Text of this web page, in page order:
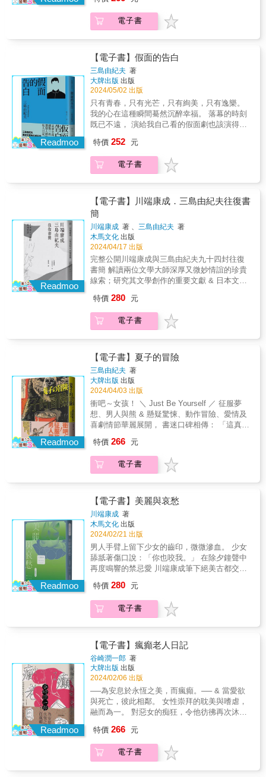
同凝視著美麗結晶慢慢形成的過程，是一段極
其寧靜而深沉的時光&hellip;&hellip;色彩、氣
味、形狀以及生活中所有困難都毫無保留地承
受著。看到他們令人心碎的姿態，忍不住湧出
過沈重，也不讓人感到悲傷痛苦。沒有幽默元
素，卻能給人希望和勇氣去面對生活。 & ◎最
愛的父親只剩下一年性命。兩姊妹討論如何不
遺憾地度過和父親相處的時間。工作、家務、
照顧住院的父親，以及面對失去父親所帶來的
悲傷和恐懼，這些都讓人感到壓抑。然而，在
文章中卻能感受到一種平靜。 &
惑單純的悠一與自己訂下「鏡子的契約」，使
其周旋在自己的復仇計畫及男色生活之間──男
人們想佔有悠一，女人們也想成為他的情人，
的惡意，就是在同一個年齡無法同時邂逅完全
的精神與完全的青春肉體，雖然總在青春的芬
芳肉體藏著不成熟的精神，不過倒也無需慨
嘆。青春是精神的對立概念。不管精神多麼想
活下去，也只不過是在拙劣描摹青春肉體的精
妙輪廓。」 & │書封彩蛋│ 設計師Bianco Tsai
全新裝幀：「在象徵男性的紳士帽上，其實藏
你看見了嗎？」 &
態──我是在想這些煙火，我們的生命不也像煙
火一般絢麗而短暫。 & 〈舞會〉漫溢著青春流
逝的傷感，為呈現日本文明開化期的代表作；
代表作； 〈小白〉、〈火神阿耆尼〉、〈菸草
與魔鬼〉以奇幻神祕的情節，意趣盎然地鋪排
出對人性「是非」、「善惡」、「得失」，與
宗教中「東方與西方」等「矛盾共存」現象 。
& ※無常──生死事大。無常迅速。 & 芥川龍之
介大量漁獵中國古典文學與世界經典，其文學
之美在於「詩心與理智」。 取材自《今昔物語
「給人以優雅的古典感。」取材自《平家物
語》的俊寬，則是以前往探視家僕之視角為被
流放的主人翻案，使我們看見芥川對古典文學
毫髮無傷地走出人生的競技場。 & 〈侏儒的
話〉為理解芥川人生觀的重要作品，其擅長警
句格言，句句犀利，字字珠璣。作品中能理解
芥川對家庭親情的壓力──「人生悲劇的第一
幕，是從親子開始的。」 或追求自由，反對道
德束縛的壓抑──「道德不過是權宜之計的別
稱，類似『左側通行』之類的道路標誌。」 或
彰顯人性的機微──「人性的，過於人性的東
西，大抵上都帶有動物的性質。」 而芥川在遺
作〈致舊友手記〉中，真實剖析內在的恍惚不
若能滿足於永久的沉睡，對我們來說又何嘗不
是種和平與幸福。」 &
語！ & 不朽的青春旗手太宰治， 獻給每一顆迷
惘、纖細又無畏的少年少女心── 我們的痛苦，
其實誰也不知道。 等將來長大了，或許可以坦
厭時期，到底該怎麼生活？ 沒有人告訴我。 &
《女生徒》收錄太宰治於一九三八年至一九四
八年完成的作品，共十二篇。作品幅度跨越太
宰中期及晚期，意象多元：有頹廢內疚的沉痛
太宰，也有細膩感性的善良太宰──「我懵懂望
著花，心想，人其實也有優點啊。發現花朵之
美的，就是人，愛花惜花的也是人。」 & 嗅著
百合的香味，儘管這樣獨自發呆， 也絕不會萌
生骯髒的念頭。 或許，我有點幸福過度。 女人
徒〉為太宰晚年重要作品，榮獲第四屆北村透
谷文學賞，更受到川端康成等文學名家大力讚
賞。〈女生徒〉以少女獨白口吻，用寂寞的一
天，描繪青春的泥淖苦澀，書寫你我都曾感受
到的心境轉折──對外表的在意與困惑；對人
生、未來的迷惘；對親人的疏遠；對異性／同
性的好奇；對世界的幻想，傳神勾勒出青春的
愁悶、情懷與徬徨，讀來感觸十足。 & 本書精
心收錄十二則短篇小說，共分三輯： & 輯一
「獨語」：以女性獨白體，深刻展現出女性的
細膩情感 & 〈女生徒〉 「我們為何就不能自我
滿足，一生只愛自己呢？」 ──面對人世的矛盾
籠〉 「我們的幸福，到頭來，不過是這樣換個
房間的燈泡罷了。」 ──一時的邪念，能否定掉
她為愛與信念的犧牲和執著嗎？ & 〈蟋蟀〉
想不透。」 ──兩顆心究竟何以從相知相惜轉為
陌生背離？ & 〈千代女〉 「儘管受到如此讚
美，可我知道自己根本沒那個價值。」 ──自從
她的文章得獎後，親友們開始自私地為她計畫
人生，無盡的生活風暴將如何拉扯她的未來？
& 輯二「殘缺」： 涵括愛情、理想、人生遭遇
等生命經驗，從千瘡百孔中提煉人生的美好與
哀愁 & 〈姥捨〉 「光靠自己一個人的幸福活不
下去。」 ──溫婉順從的妻子與自厭自棄的丈夫
累累的過往？ & 〈時髦童子〉 「儘管如此窮途
潦倒，一旦進入浪漫世界，他的時髦本能就會
倏然抬頭，令他乾瘦貧瘠的胸膛興奮不已。」
人，該如何面對窮困潦倒、只著褪色舊衣的處
境？ & 〈水仙〉 「沒有虛飾也沒有客套，一個
人自尊自傲地活著。這樣的生活方式，我覺得
很好，然而我毫無辦法。」 ──冷漠高傲的靜子
夫人，隱藏了什麼驚人祕密？「我」是讓夫人
步向毀滅的元凶嗎？ & 〈花燭〉 「人生的出
發，總是充滿浪漫情懷。」 ──面對那若有似無
「嚮往」：生命總有痛楚與遺憾，然而，身繫
枷鎖還是要努力躍起 & 〈新樹之語〉 「別沮
喪，別失意，要自愛。」 ──落魄窩囊的作家，
美〉 「幸福，就算只是抱著一絲期待，畢竟還
是幸福。」 ──浪漫的兄妹五人，個性各個鮮明
有趣。某日，他們虛擬了一位「老博士」，為
其造「小說接龍」。每個人說的故事，又暗示
了各自怎樣的個性內涵？ & 〈黃金風景〉 「他
們的勝利，也為我明日的出發，帶來光明。」
出身富裕的少爺在落魄多年後，再度見到當年
不斷被自己欺負的女傭阿慶，此次相遇會對少
爺產生何種心靈衝擊？ & 〈饗宴夫人〉 「對夫
我彷彿也頭一次明白，人類這種生物，擁有迥
異於其他動物的某種高貴品行。」 ──夫人為何
願意獨忍憔悴，賣力招待客人，背後究竟有何
電子書
Readmoo
【電子書】假面的告白
三島由紀夫 著
大牌出版 出版
2024/05/02 出版
只有青春，只有光芒，只有絢美，只有逸樂。
我的心在這種瞬間驀然沉醉幸福。 落幕的時刻
既已不遠， 演給我自己看的假面劇也該演得更
的私人日記。」 ★三島由紀夫奠定文壇地位成
名作★ & ★諾貝爾文學獎提名，形塑三島一生
創作基調的翹楚之作 ★本書濃厚的自傳體色
希望。」 ★資深日本文學翻譯名家劉子倩傾力
重現原典，以精準的文辭，帶領讀者一窺三島
華麗、詩意與細膩的語言之美 & 《假面的告
白》出版於1949年，為三島的半自傳長篇小
說，更奠定其一生文學的創作基調。全書以第
一人稱，描述主人公從出生到青年期的成長告
白，而書中所描繪的事件更大量取材自三島本
人的經驗。 & 在書中，「我」大膽審視了自身
的青春期性心理、性倒錯意識的醞釀、懷疑與
發展，與其散發著殉道式光輝的死亡想像。從
人、身上充滿汗水味的士兵、童話故事裡被殺
的王子，在在喚起「我」官能的慾望。到了戰
時，「我」抱著嘗試戀愛的心態接近異性園
愛的本質的爭辯，以及試圖隱藏自身脆弱所經
歷的掙扎&hellip;&hellip; & 當別人以為我在演
戲， 卻是我想回歸真實本質的表現； 而別人眼
中看似自然的我， 其實才是我在演戲。 & 《假
面的告白》為三島由紀夫的成名作，該書出版
後，即轟動日本文壇、廣受評論家好評，三島
自此躍升為令人矚目的文壇新星。書中對於愛
弱與陽剛的極致臨摹，不僅描繪了三島心中的
浪漫美學源頭，展現存在於三島性格中的衝突
與矛盾，也貫穿了三島文學的創作始終。《假
特價 252 元
電子書
Readmoo
【電子書】川端康成．三島由紀夫往復書
簡
川端康成 著 、三島由紀夫 著
木馬文化 出版
2024/04/17 出版
完整公開川端康成與三島由紀夫九十四封往復
書簡 解讀兩位文學大師深厚又微妙情誼的珍貴
線索；研究其文學創作的重要文獻 & 日本文學
三島由紀夫的自殺行動，早有預兆？！ 一本了
解作家生活的第一手資料，看見更立體、真實
的川端康成與三島由紀夫 & ★獨家收錄：川端
學青年，一位是樂於提攜後進的文壇前輩。成
為文壇「同事」之後，閒聊業內八卦逸事，惺
惺相惜；寫作上彼此切搓指教，心靈契合；關
心對方的健康，雙方家人友好&hellip;&hellip;
然而，在川端康成獲得諾貝爾文學獎後，從不
掩飾得獎野心的三島漸漸與川端疏遠，但在自
決前一年，三島終於吐露真心，把家人託付給
老師。 & 「晚生真正恐懼的並非死亡，而是死
後家族的名譽&hellip;&hellip; 能替晚生守護家
「關於文學與死亡，一般看到的其實都是已完
成品，自殺在日本傳統中甚至接近一種完成。
但本書《川端康成・三島由紀夫往復書簡》讓
讀者有機會接觸『過程』，一部作品從靈感啟
發到完成出版的過程，一個初出茅廬的文藝青
年邁向偉大作家的過程，還有那終究最讓人好
奇的，在自衛隊基地公開自殺的精神變化過
程。」──張文薰 & 本書特色 1．了解及補足川
端康成、三島由紀夫創作過程的珍貴資料。
2．兩人的信生動反映出當時文壇的動向，以及
將日本文學介紹至海外的現況。 3．披露三島
由紀夫自決前心境變化的重要線索。 4．獨家
收錄川端後人與日本新潮社「三島由紀夫全
集」主編精采對談〈令人敬畏的謀畫家‧三島由
紀夫──解讀靈魂的對話〉 &
特價 280 元
電子書
Readmoo
【電子書】夏子的冒險
三島由紀夫 著
大牌出版 出版
2024/04/03 出版
衝吧～女孩！ ＼ Just Be Yourself ／ 征服夢
想、男人與熊 & 懸疑驚悚、動作冒險、愛情及
喜劇情節華麗展開， 書迷口碑相傳： 「這真的
嗎？」 & ★ 同名電影、廣播劇等影視作品旋風
式改編 ★ 村上春樹《尋羊冒險記》創作原型 &
比起按照「從此幸福快樂」的劇本走， 你是否
總是看不上眼。 & 「唉，男人這種生物， 開口
閉口總是在抱怨時代糟糕、社會糟糕， 卻沒發
現最糟糕的，其實是眼中毫無熱情的自己！」
& 百無聊賴的她， 因此做出「與其甘於平凡，
乾脆出發到與世隔絕的北海道修道院當修女」
的驚天宣言。 & 在這段橫跨1,000多公里的壯闊
征途中， 車站偶遇的神祕青年、報社記者、荒
野中的食人熊， 還有為了護衛自家寶貝女兒，
由母親、祖母及姑姑組成的「噗嚨共愚婦三人
&hellip;&hellip; & 隱藏在《金閣寺》、《假面
的告白》、《豐饒之海》等名作光環之下， 鬼
才文豪三島由紀夫 讓讀者忍不住嘴角失守的超
第七部長篇小說，內容描述一位外表純真無
垢、內心卻對自己認定的事物，抱持異常熱情
的女孩夏子，為了擺脫平凡的日常，不辭千里
地從東京前往北海道尋找自我的故事──對夏子
來說，那些「做了就無法回頭」的事，才是最
美妙的冒險。 & 有別於三島由紀夫絢麗又細緻
優美的寫作風格，《夏子的冒險》不但通篇充
場景轉換、鮮活的人物刻劃，以及冷不防直戳
笑點的熱鬧對白，都讓本書深受各個年齡層的
大眾喜愛，讀來爽快感十足。 & 夏子心中，獨
特價 266 元
電子書
Readmoo
【電子書】美麗與哀愁
川端康成 著
木馬文化 出版
2024/02/21 出版
男人手臂上留下少女的齒印，微微滲血。 少女
舔舐著傷口說：「你也咬我。」 在除夕鐘聲中
再度鳴響的禁忌愛 川端康成筆下絕美古都交織
& & 「這部小說，讓我明瞭川端文學的許多祕
密。」 &mdash;&mdash;三島由紀夫譽為最能
體現川端成熟創作功力的精髓之作 ★全新譯
車，即將與昔日的情人上野音子在除夕夜重
逢。 & 二十多年前，女學生音子懷了已有家室
的大木的孩子後不幸流產，而後自殺未遂搬至
京都，自此音信杳然。兩人分手後，大木以這
段戀情為主題寫成小說《十六、七歲的少
女》，成了他長銷不輟的成名作。 & 歲月流
逝，音子已是頗富名氣的日本畫畫家，大木得
知後興起與音子一起聽除夕鐘聲的念頭，卻在
上門拜訪時邂逅了音子年輕貌美的弟子，同時
胸口燃燒著不倫之愛的回憶，感嘆自己曾踐踏
少女時代最純真的音子，卻彷如報應般錯過了
音子一生中最美的時刻。這時慶子察覺到音子
特價 280 元
電子書
Readmoo
【電子書】瘋癲老人日記
谷崎潤一郎 著
大牌出版 出版
2024/02/06 出版
──為安息於永恆之美，而瘋癲。── & 當愛欲
與死亡，彼此相鄰。 女性崇拜的耽美與嗜虐，
融而為一。 對惡女的痴狂，令他彷彿再次沐浴
賞〕谷崎美學再創日本文學巔峰的經典之作！
★ & 「谷崎潤一郎親手開拓了現代文壇一個不
曾有人涉足的藝術領域。」&mdash;&mdash;
特價 266 元
電子書